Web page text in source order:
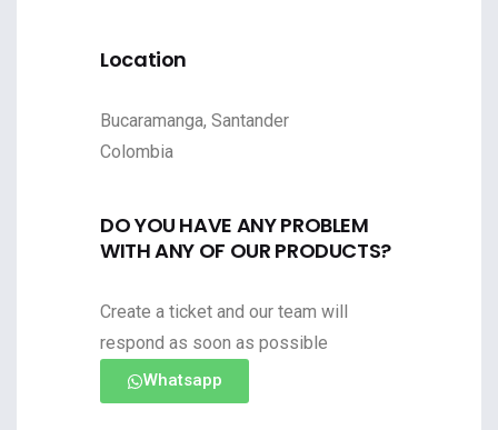
Location
Bucaramanga, Santander
Colombia
DO YOU HAVE ANY PROBLEM
WITH ANY OF OUR PRODUCTS?
Create a ticket and our team will
respond as soon as possible
Whatsapp